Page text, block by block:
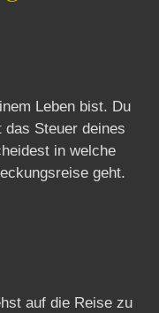
Leben bist. Du
Steuer deines
in welche
geht.
auf die Reise zu